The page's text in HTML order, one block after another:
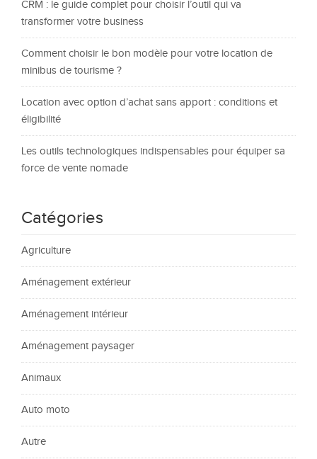
CRM : le guide complet pour choisir l’outil qui va
transformer votre business
Comment choisir le bon modèle pour votre location de
minibus de tourisme ?
Location avec option d’achat sans apport : conditions et
éligibilité
Les outils technologiques indispensables pour équiper sa
force de vente nomade
Catégories
Agriculture
Aménagement extérieur
Aménagement intérieur
Aménagement paysager
Animaux
Auto moto
Autre